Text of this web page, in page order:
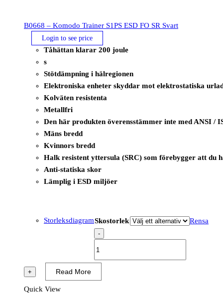
B0668 – Komodo Trainer S1PS ESD FO SR Svart
Login to see price
Tåhättan klarar 200 joule
s
Stötdämpning i hälregionen
Elektroniska enheter skyddar mot elektrostatiska
Kolväten resistenta
Metallfri
Den här produkten överensstämmer inte med ANSI /
Mäns bredd
Kvinnors bredd
Halk resistent yttersula (SRC) som förebygger att du
Anti-statiska skor
Lämplig i ESD miljöer
StorleksdiagramSkostorlek Rensa
-
Trainer
+ Read More
Quick View